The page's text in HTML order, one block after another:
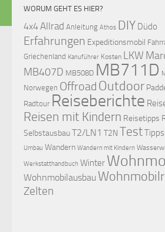
WORUM GEHT ES HIER?
4x4Allrad Anleitung Athos DIY Düdo
Erfahrungen Expeditionsmobil
Griechenland Kanuführer Kosten LKW
MB407D MB508D MB711D
Norwegen Offroad Outdoor
Radtour Reiseberichte
Reisen mit Kindern Reisetipps
SelbstausbauT2/LN1 T2N TestTipps
Umbau Wandern Wandern mit Kindern
Werkstatthandbuch Winter
Wohnmobilausbau
Zelten